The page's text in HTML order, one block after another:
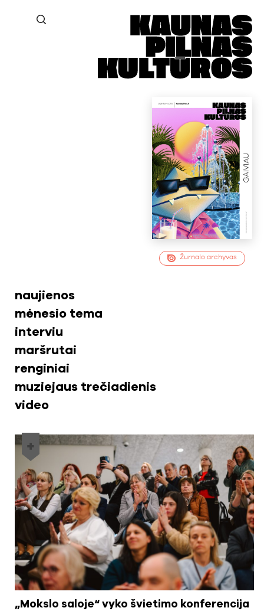
Žurnalo archyvas
„Mokslo saloje“ vyko švietimo konferencija
naujienos
mėnesio tema
interviu
maršrutai
renginiai
muziejaus trečiadienis
video